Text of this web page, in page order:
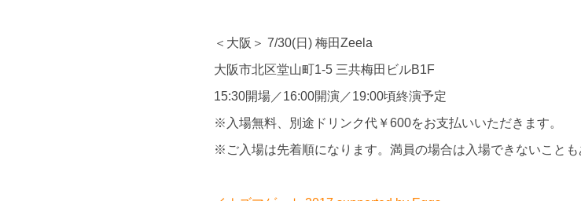
＜大阪＞ 7/30(日) 梅田Zeela
大阪市北区堂山町1-5 三共梅田ビルB1F
15:30開場／16:00開演／19:00頃終演予定
※入場無料、別途ドリンク代￥600をお支払いいただきます。
※ご入場は先着順になります。満員の場合は入場できないこと